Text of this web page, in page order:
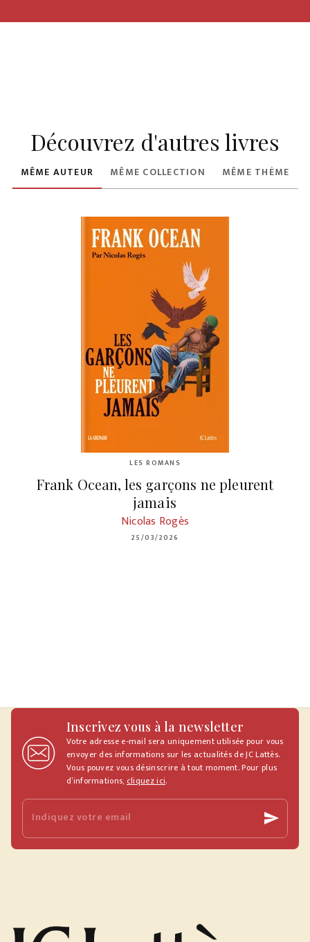
Découvrez d'autres livres
MÊME AUTEUR MÊME COLLECTION MÊME THÈME
LES ROMANS
Frank Ocean, les garçons ne pleurent
jamais
Nicolas Rogès
25/03/2026
Inscrivez vous à la newsletter
Votre adresse e-mail sera uniquement utilisée pour vous
envoyer des informations sur les actualités de JC Lattès.
Vous pouvez vous désinscrire à tout moment. Pour plus
d’informations, cliquez ici.
Indiquez votre email send